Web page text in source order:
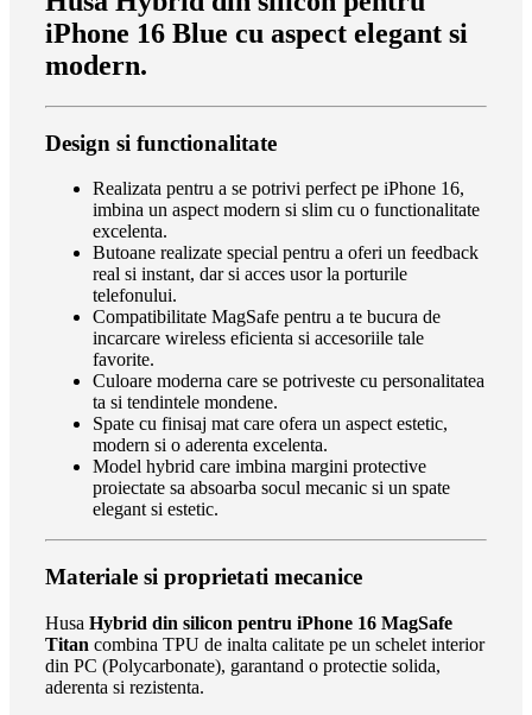
iPhone 16 Blue cu aspect elegant si
modern.
Design si functionalitate
Realizata pentru a se potrivi perfect pe iPhone 16,
imbina un aspect modern si slim cu o functionalitate
excelenta.
Butoane realizate special pentru a oferi un feedback
real si instant, dar si acces usor la porturile
telefonului.
Compatibilitate MagSafe pentru a te bucura de
incarcare wireless eficienta si accesoriile tale
favorite.
Culoare moderna care se potriveste cu personalitatea
ta si tendintele mondene.
Spate cu finisaj mat care ofera un aspect estetic,
modern si o aderenta excelenta.
Model hybrid care imbina margini protective
proiectate sa absoarba socul mecanic si un spate
elegant si estetic.
Materiale si proprietati mecanice
Husa Hybrid din silicon pentru iPhone 16 MagSafe
Titan combina TPU de inalta calitate pe un schelet interior
din PC (Polycarbonate), garantand o protectie solida,
aderenta si rezistenta.